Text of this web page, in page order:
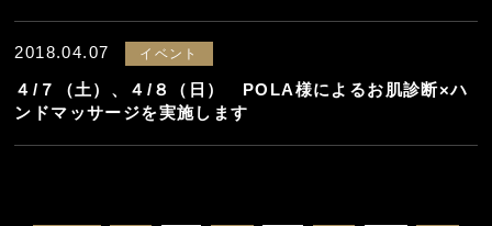
2018.04.07 イベント
４/７（土）、４/８（日） POLA様によるお肌診断×ハ
ンドマッサージを実施します